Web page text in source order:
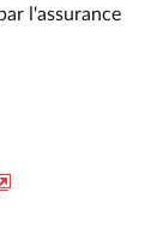
l'assurance